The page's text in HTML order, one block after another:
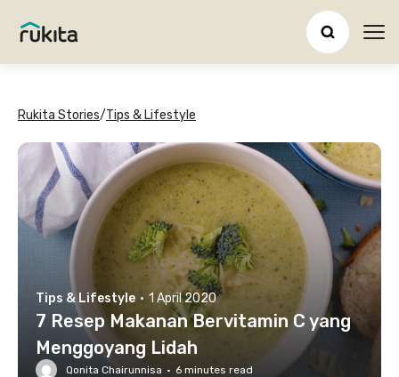
Rukita Stories/Tips & Lifestyle
Tips & Lifestyle · 1 April 2020
7 Resep Makanan Bervitamin C yang
Menggoyang Lidah
Qonita Chairunnisa · 6 minutes read